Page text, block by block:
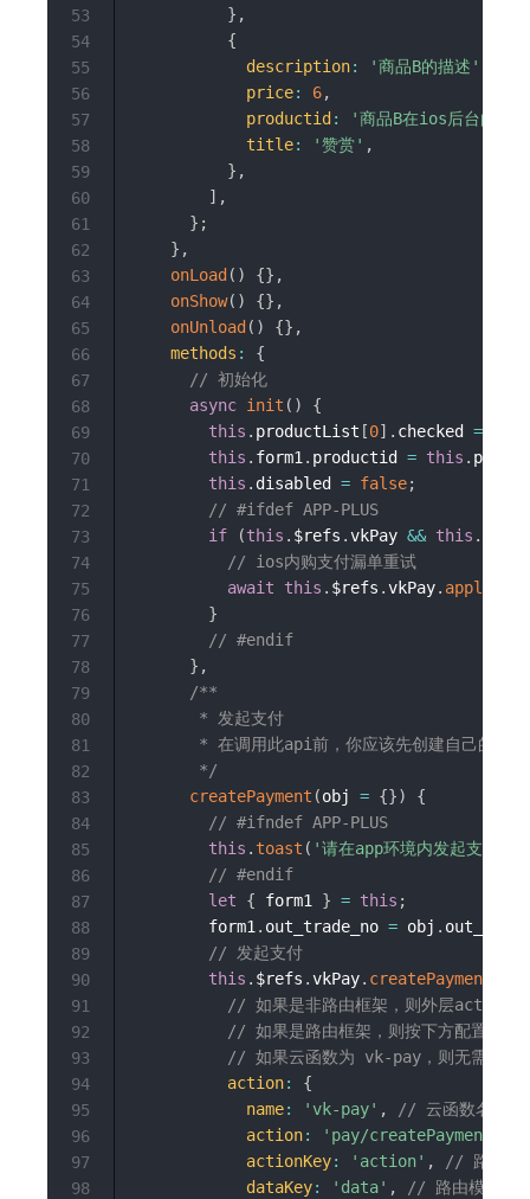
} ,
{
description: '商品B的描述'
price: 6,
productid : '商品B在ios后台的id'
title: '赞赏' ,
} ,
] ,
} ;
} ,
onLoad ( ) {} ,
onShow( ) {} ,
onUnload ( ) {} ,
methods :
{
// 初始化
async init ( )
{
this . productList [0] . checked =
this . form1 . productid = this .
this . disabled = false;
// #ifdef APP-PLUS
if
(this . $refs .vkPay && this .
// ios内购支付漏单重试
await
this . $refs .vkPay.
}
// #endif
} ,
/**
       * 发起支付
* 在调用此api前，你应该先创建自己的业
       */
createPayment (obj = {})
{
// #ifndef APP-PLUS
this . toast ( '请在app环境内发起支付'
// #endif
let
{ form1 } = this ;
        form1
. out_trade_no = obj .
// 发起支付
this . $refs .vkPay. createPayment
// 如果是非路由框架，则外层action
// 如果是路由框架，则按下方配置填写
// 如果云函数为 vk-pay，则无需改
action:
{
name: 'vk-pay' ,
// 云函数名称
action: 'pay/createPayment'
actionKey: 'action' ,
// 路由模
dataKey: 'data' , // 路由模式下
53
54
55
56
57
58
59
60
61
62
63
64
65
66
67
68
69
70
71
72
73
74
75
76
77
78
79
80
81
82
83
84
85
86
87
88
89
90
91
92
93
94
95
96
97
98